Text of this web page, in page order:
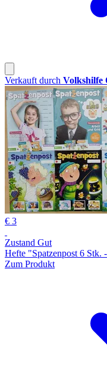
Verkauft durch Volkshilfe
€ 3
Zustand Gut
Hefte "Spatzenpost 6 Stk.
Zum Produkt